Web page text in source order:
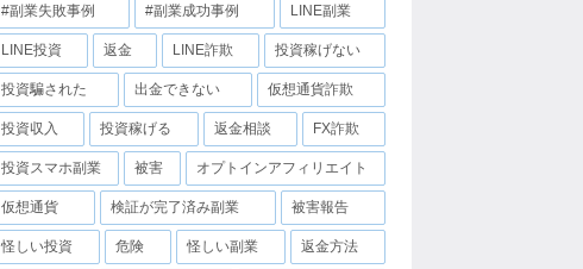
#副業失敗事例 #副業成功事例 LINE副業
LINE投資 返金 LINE詐欺 投資稼げない
投資騙された 出金できない 仮想通貨詐欺
投資収入 投資稼げる 返金相談 FX詐欺
投資スマホ副業 被害 オプトインアフィリエイト
仮想通貨 検証が完了済み副業 被害報告
怪しい投資 危険 怪しい副業 返金方法